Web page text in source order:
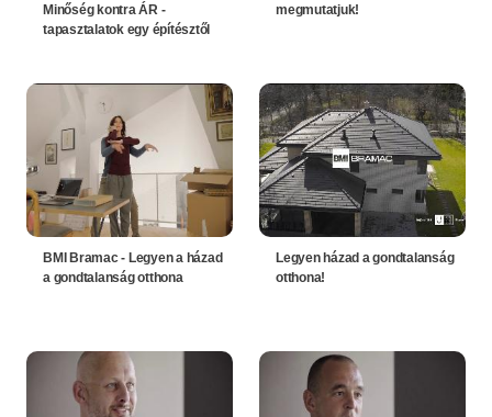
Minőség kontra ÁR -
tapasztalatok egy építésztől
megmutatjuk!
BMI Bramac - Legyen a házad
a gondtalanság otthona
Legyen házad a gondtalanság
otthona!